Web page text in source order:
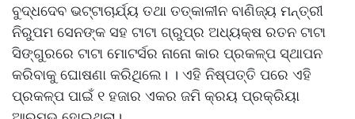
ବୁଦ୍ଧଦେବ ଭଟ୍ଟାଚାର୍ଯ୍ୟ ତଥା ତତ୍କାଳୀନ ବାଣିଜ୍ୟ ମନ୍ତ୍ରୀ
ନିରୁପମ ସେନଙ୍କ ସହ ଟାଟା ଗ୍ରୁପ୍‌ର ଅଧ୍ୟକ୍ଷ ରତନ ଟାଟା
ସିଙ୍ଗୁରରେ ଟାଟା ମୋଟର୍ସର ନାନୋ କାର ପ୍ରକଳ୍ପ ସ୍ଥାପନ
କରିବାକୁ ଘୋଷଣା କରିଥିଲେ। । ଏହି ନିଷ୍ପତ୍ତି ପରେ ଏହି
ପ୍ରକଳ୍ପ ପାଇଁ ୧ ହଜାର ଏକର ଜମି କ୍ରୟ ପ୍ରକ୍ରିୟା